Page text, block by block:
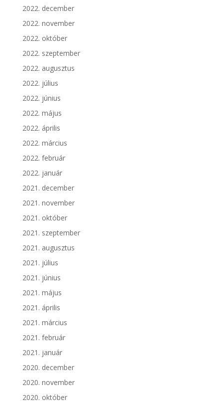
2022. december
2022. november
2022. október
2022. szeptember
2022. augusztus
2022. július
2022. június
2022. május
2022. április
2022. március
2022. február
2022. január
2021. december
2021. november
2021. október
2021. szeptember
2021. augusztus
2021. július
2021. június
2021. május
2021. április
2021. március
2021. február
2021. január
2020. december
2020. november
2020. október